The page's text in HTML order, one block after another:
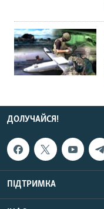
ДОЛУЧАЙСЯ!
ПІДТРИМКА